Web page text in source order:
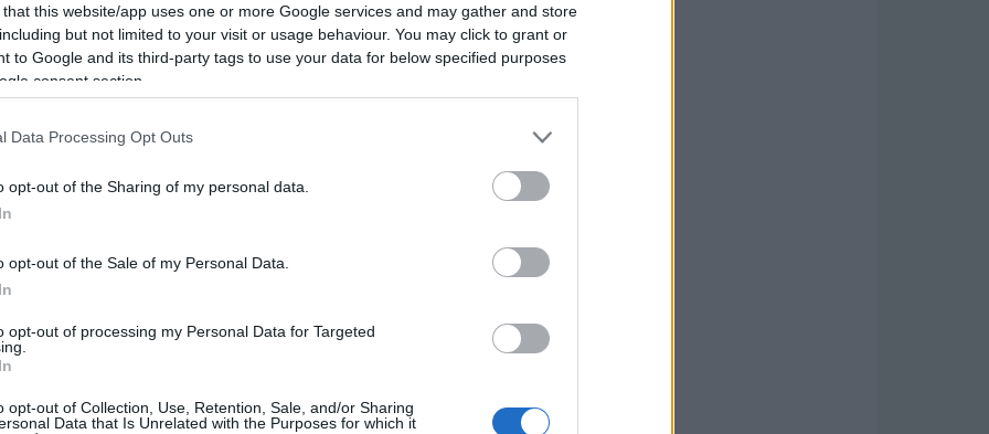
that this website/app uses one or more Google services and may gather and store
but not limited to your visit or usage behaviour. You may click to grant or
to Google and its third-party tags to use your data for below specified purposes
consent section.
Data Processing Opt Outs
opt-out of the Sharing of my personal data.
opt-out of the Sale of my Personal Data.
opt-out of processing my Personal Data for Targeted
opt-out of Collection, Use, Retention, Sale, and/or Sharing
Data that Is Unrelated with the Purposes for which it
sostenibilità non è solo conoscenza teorica:
che generino benefici tangibili.